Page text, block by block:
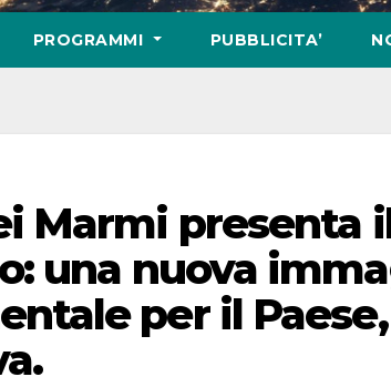
PROGRAMMI PUBBLICITA’
Marmi presenta
una nuova
per il